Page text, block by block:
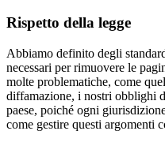
Rispetto della legge
Abbiamo definito degli
necessari per rimuovere le
molte problematiche, come
diffamazione, i nostri obblighi
paese, poiché ogni
come gestire questi argomenti